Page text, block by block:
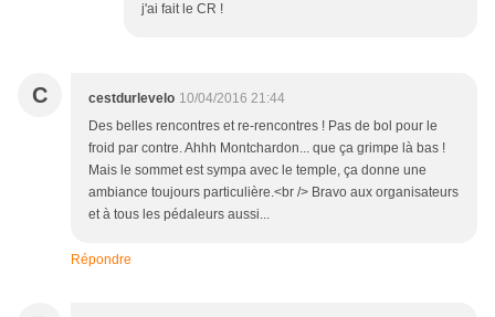
j'ai fait le CR !
C cestdurlevelo 10/04/2016 21:44
Des belles rencontres et re-rencontres ! Pas de bol pour le
froid par contre. Ahhh Montchardon... que ça grimpe là bas !
Mais le sommet est sympa avec le temple, ça donne une
ambiance toujours particulière.<br /> Bravo aux organisateurs
et à tous les pédaleurs aussi...
Répondre